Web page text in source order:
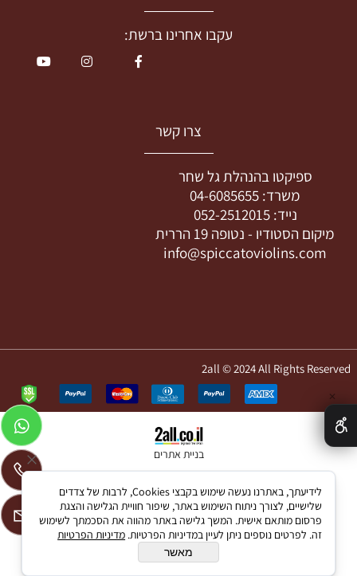
עקבו אחרינו ברשת:
צרו קשר
ספיקטו בהנהלת גל שחר
משרד: 04-6085655
נייד:052-2512015
מיקום הסטודיו - נטופה 19 הררית
info@spiccatoviolins.com
2all © 2024 All Rights Reserved
בניית אתרים
✕
לידיעתך, באתרנו נעשה שימוש בקבצי Cookies, לרבות של צדדים
שלישיים, לצורך ניתוח השימוש באתר, שיפור חוויית הגלישה והצגת
פרסום מותאם אישית. המשך גלישה באתר מהווה את הסכמתך לשימוש
זה. לפרטים נוספים ניתן לעיין במדיניות הפרטיות. מדיניות הפרטיות
מאשר